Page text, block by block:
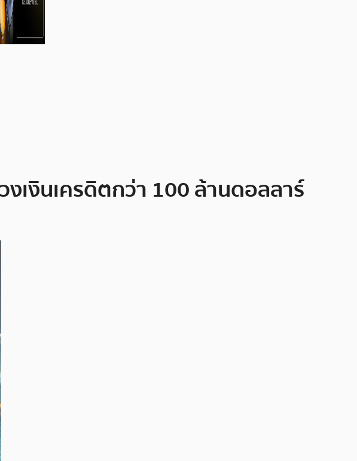
เงินเครดิตกว่า 100 ล้านดอลลาร์